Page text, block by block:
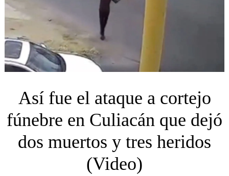
Así fue el ataque a cortejo
fúnebre en Culiacán que dejó
dos muertos y tres heridos
(Video)